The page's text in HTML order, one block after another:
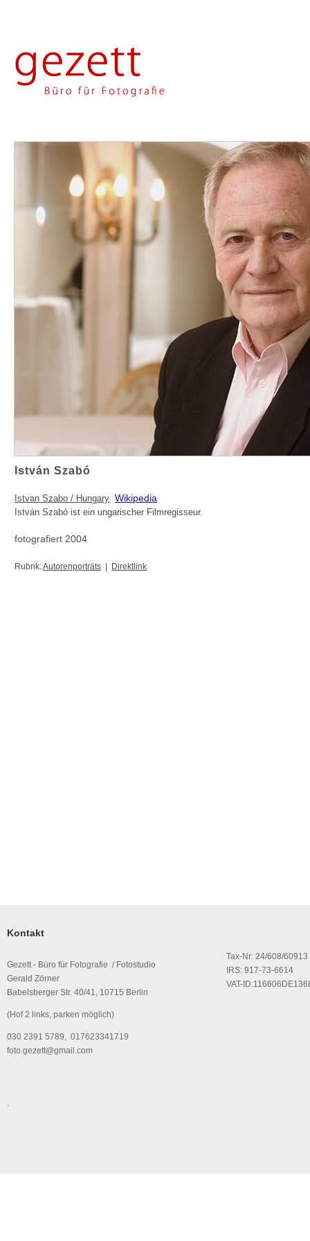
István Szabó
Istvan Szabo / Hungary Wikipedia
István Szabó ist ein ungarischer Filmregisseur.
fotografiert 2004
Rubrik:Autorenporträts Direktlink
Kontakt
Gezett - Büro für Fotografie / Fotostudio
Gerald Zörner
Babelsberger Str. 40/41, 10715 Berlin
(Hof 2 links, parken möglich)
030 2391 5789, 017623341719
foto.gezett@gmail.com
Tax-Nr: 24/608/60913
IRS: 917-73-6614
VAT-
.